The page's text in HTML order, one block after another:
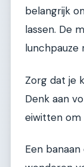
belangrijk
lassen. De
lunchpauze
Zorg dat je
Denk aan
eiwitten om
Een